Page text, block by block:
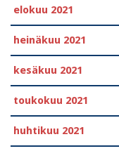
elokuu 2021
heinäkuu 2021
kesäkuu 2021
toukokuu 2021
huhtikuu 2021